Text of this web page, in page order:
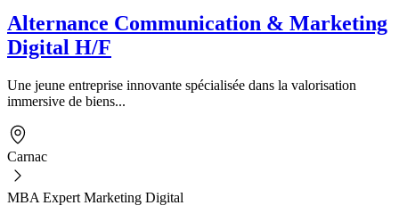
Alternance Communication & Marketing
Digital H/F
Une jeune entreprise innovante spécialisée dans la valorisation
immersive de biens...
Carnac
MBA Expert Marketing Digital